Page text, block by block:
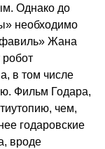
Однако до
необходимо
Жана
в том числе
Фильм Годара,
чем,
годаровские
вроде